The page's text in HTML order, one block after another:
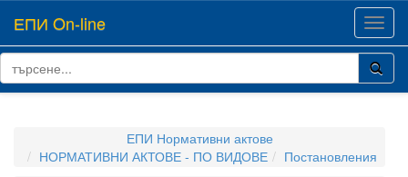
ЕПИ On-line
ЕПИ Нормативни актове
НОРМАТИВНИ АКТОВЕ - ПО ВИДОВЕ
Постановления